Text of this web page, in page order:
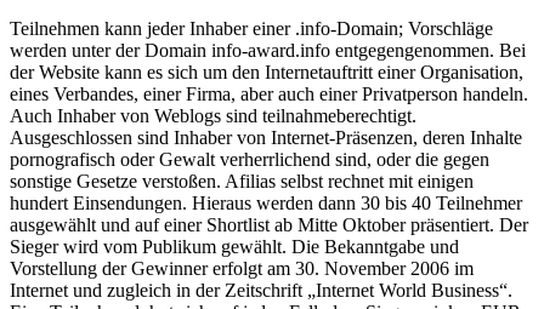
Teilnehmen kann jeder Inhaber einer .info-Domain; Vorschläge
werden unter der Domain info-award.info entgegengenommen. Bei
der Website kann es sich um den Internetauftritt einer Organisation,
eines Verbandes, einer Firma, aber auch einer Privatperson handeln.
Auch Inhaber von Weblogs sind teilnahmeberechtigt.
Ausgeschlossen sind Inhaber von Internet-Präsenzen, deren Inhalte
pornografisch oder Gewalt verherrlichend sind, oder die gegen
sonstige Gesetze verstoßen. Afilias selbst rechnet mit einigen
hundert Einsendungen. Hieraus werden dann 30 bis 40 Teilnehmer
ausgewählt und auf einer Shortlist ab Mitte Oktober präsentiert. Der
Sieger wird vom Publikum gewählt. Die Bekanntgabe und
Vorstellung der Gewinner erfolgt am 30. November 2006 im
Internet und zugleich in der Zeitschrift „Internet World Business“.